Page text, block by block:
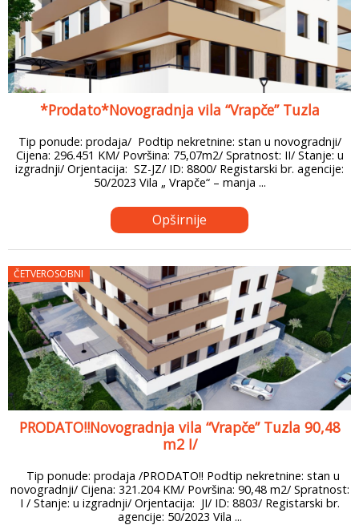
*Prodato*Novogradnja vila “Vrapče” Tuzla
Tip ponude: prodaja/ Podtip nekretnine: stan u novogradnji/
Cijena: 296.451 KM/ Površina: 75,07m2/ Spratnost: II/ Stanje: u
izgradnji/ Orjentacija: SZ-JZ/ ID: 8800/ Registarski br. agencije:
50/2023 Vila „ Vrapče“ – manja ...
Opširnije
ČETVEROSOBNI
PRODATO!!Novogradnja vila “Vrapče” Tuzla 90,48
m2 I/
Tip ponude: prodaja /PRODATO!! Podtip nekretnine: stan u
novogradnji/ Cijena: 321.204 KM/ Površina: 90,48 m2/ Spratnost:
I / Stanje: u izgradnji/ Orjentacija: JI/ ID: 8803/ Registarski br.
agencije: 50/2023 Vila ...